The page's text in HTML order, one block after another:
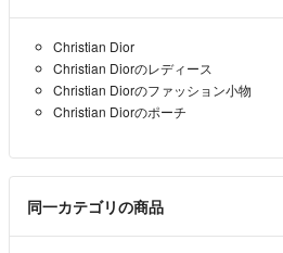
Christian Dior
Christian Diorのレディース
Christian Diorのファッション小物
Christian Diorのポーチ
同一カテゴリの商品